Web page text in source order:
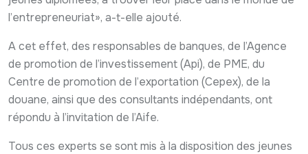
l’entrepreneuriat», a-t-elle ajouté.
A cet effet, des responsables de banques, de l’Agence
de promotion de l’investissement (Api), de PME, du
Centre de promotion de l’exportation (Cepex), de la
douane, ainsi que des consultants indépendants, ont
répondu à l’invitation de l’Aife.
Tous ces experts se sont mis à la disposition des jeunes